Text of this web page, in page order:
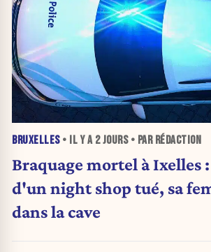
BRUXELLES• IL Y A 2 JOURS• PAR RÉDACTION
Braquage mortel à Ixelles
d'un night shop tué, sa
dans la cave